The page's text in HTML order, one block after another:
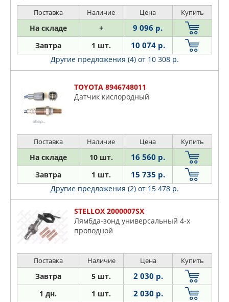
Поставка Наличие Цена Купить
На складе + 9 096 р.
Завтра 1 шт. 10 074 р.
Другие предложения (4) от 10 308 р.
TOYOTA 8946748011
Датчик кислородный
Поставка Наличие Цена Купить
На складе 10 шт. 16 560 р.
Завтра 1 шт. 15 735 р.
Другие предложения (2) от 15 478 р.
STELLOX 2000007SX
Лямбда-зонд универсальный 4-х
проводной
Поставка Наличие Цена Купить
Завтра 5 шт. 2 030 р.
1 дн. 1 шт. 2 030 р.